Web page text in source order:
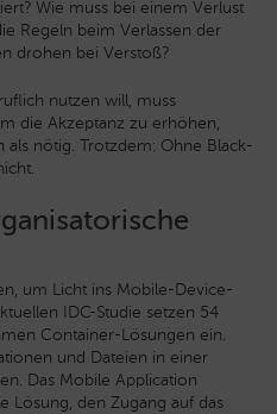
Wie muss bei einem Verlust
Regeln beim Verlassen der
drohen bei Verstoß?
nutzen will, muss
die Akzeptanz zu erhöhen,
als nötig. Trotzdem: Ohne Black-
um Licht ins Mobile-Device-
IDC-Studie setzen 54
Container-Lösungen ein.
und Dateien in einer
Das Mobile Application
Lösung, den Zugang auf das